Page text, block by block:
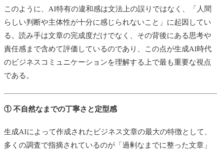
このように、AI特有の違和感は文法上の誤りではなく、「人間
らしい判断や主体性が十分に感じられないこと」に起因してい
る。読み手は文章の完成度だけでなく、その背後にある思考や
責任感まで含めて評価しているのであり、この点が生成AI時代
のビジネスコミュニケーションを理解する上で最も重要な視点
である。
① 不自然なまでの丁寧さと定型感
生成AIによって作成されたビジネス文章の最大の特徴として、
多くの調査で指摘されているのが「過剰なまでに整った文章」